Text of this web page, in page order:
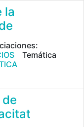
la
Temática